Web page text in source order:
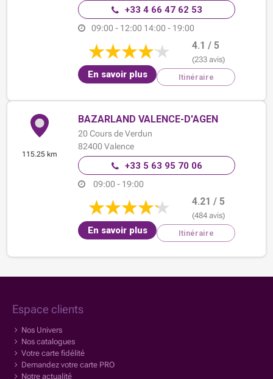
+33 4 66 47 62 53
09:00 - 12:00 14:00 - 19:00
4.1 / 5
(233 avis)
En savoir plus Itinéraire
115.25 km
BAZARLAND VALENCE-D'AGEN
20 Cours de Verdun
82400 Valence
+33 5 63 95 70 06
09:00 - 19:00
4.21 / 5
(484 avis)
En savoir plus Itinéraire
Espace clients
Nos Univers
Nos catalogues
Votre carte fidélité
Demandez votre carte PRO
Notre actualité